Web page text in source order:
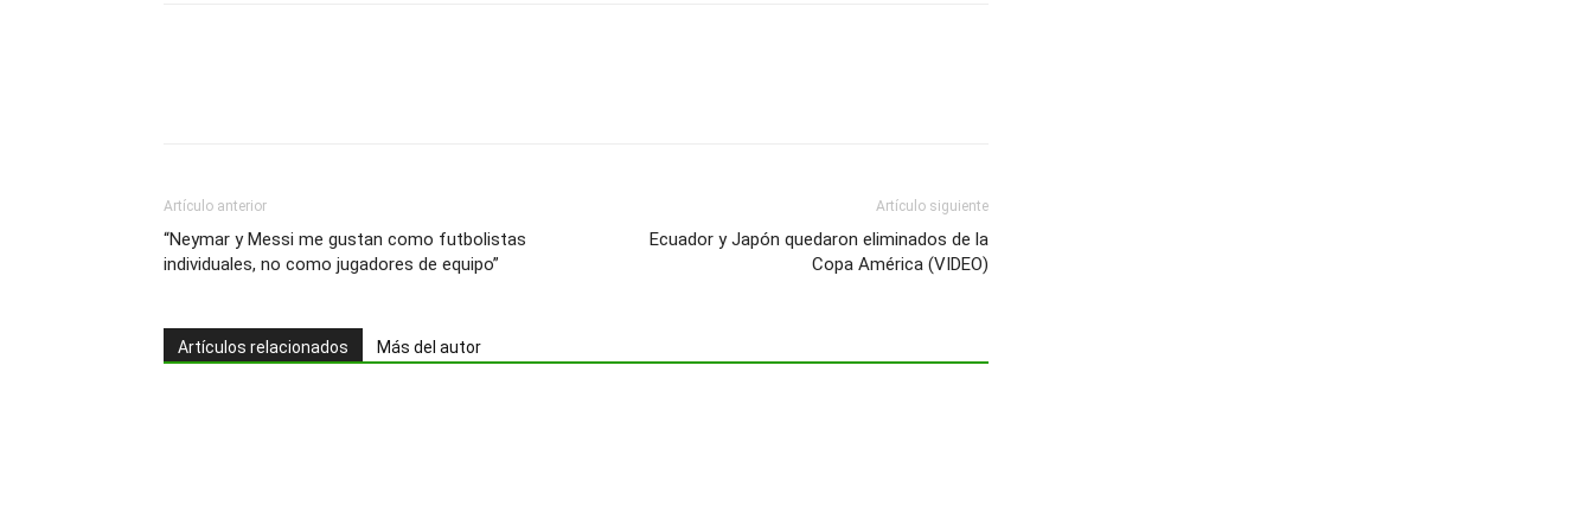
Artículo anterior
“Neymar y Messi me gustan como futbolistas
individuales, no como jugadores de equipo”
Artículo siguiente
Ecuador y Japón quedaron eliminados de la
Copa América (VIDEO)
Artículos relacionados Más del autor